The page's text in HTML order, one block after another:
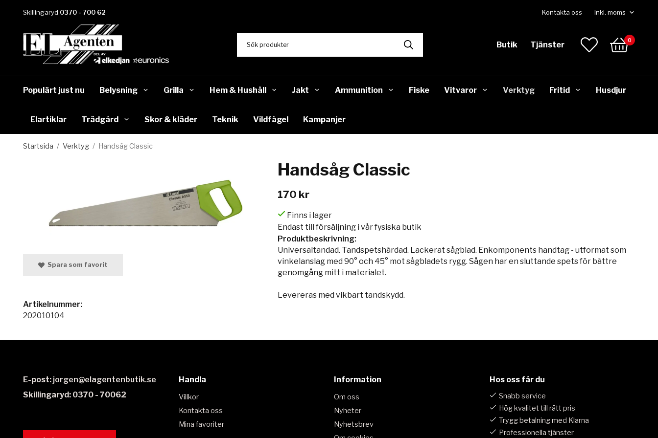
Skillingaryd 0370 - 700 62 Kontakta oss
Butik Tjänster
0
Populärt just nu Belysning Grilla Hem & Hushåll Jakt Ammunition Fiske Vitvaror Verktyg Fritid Husdjur
Elartiklar Trädgård Skor & kläder Teknik Vildfågel Kampanjer
Startsida / Verktyg / Handsåg Classic
Handsåg Classic
170 kr
Finns i lager
Endast till försäljning i vår fysiska butik
Produktbeskrivning:
Universaltandad. Tandspetshärdad. Lackerat sågblad. Enkomponents handtag - utformat som
vinkelanslag med 90° och 45° mot sågbladets rygg. Sågen har en sluttande spets för bättre
genomgång mitt i materialet.
Levereras med vikbart tandskydd.
Spara som favorit
Artikelnummer:
202010104
E-post: jorgen@elagentenbutik.se
Skillingaryd: 0370 - 70062
Handla
Villkor
Kontakta oss
Mina favoriter
Information
Om oss
Nyheter
Nyhetsbrev
Hos oss får du
Snabb service
Hög kvalitet till rätt pris
Trygg betalning med Klarna
Professionella tjänster